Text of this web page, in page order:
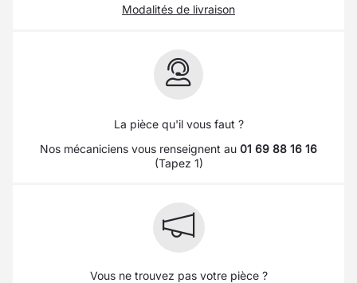
Modalités de livraison
La pièce qu'il vous faut ?
Nos mécaniciens vous renseignent au 01 69 88 16 16
(Tapez 1)
Vous ne trouvez pas votre pièce ?